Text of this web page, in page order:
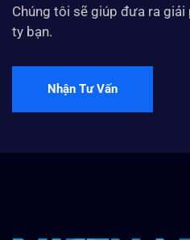
Chúng tôi sẽ giúp đưa ra
ty bạn.
Nhận Tư Vấn